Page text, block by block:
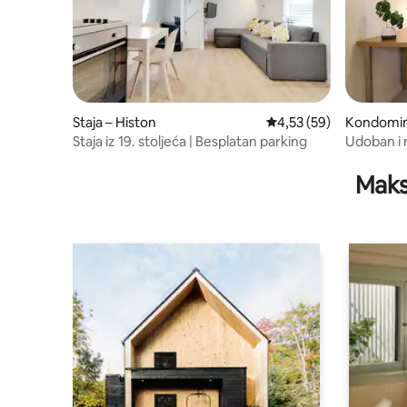
Staja – Histon Prosječna ocjena:
4,53 (59)
Staja iz 19. stoljeća | Besplatan parking
Udoban i